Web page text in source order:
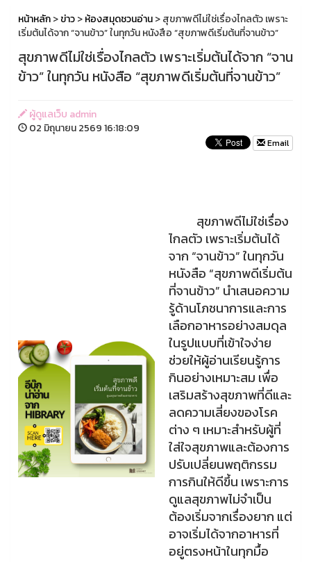
หน้าหลัก>ข่าว>ห้องสมุดชวนอ่าน> สุขภาพดีไม่ใช่เรื่องไกลตัว เพราะ
เริ่มต้นได้จาก “จานข้าว” ในทุกวัน หนังสือ “สุขภาพดีเริ่มต้นที่จานข้าว”
สุขภาพดีไม่ใช่เรื่องไกลตัว เพราะเริ่มต้นได้จาก “จาน
ข้าว” ในทุกวัน หนังสือ “สุขภาพดีเริ่มต้นที่จานข้าว”
ผู้ดูแลเว็บ admin
02 มิถุนายน 2569 16:18:09
Email
สุขภาพดีไม่ใช่เรื่อง
ไกลตัว เพราะเริ่มต้นได้
จาก “จานข้าว” ในทุกวัน
หนังสือ “สุขภาพดีเริ่มต้น
ที่จานข้าว” นำเสนอความ
รู้ด้านโภชนาการและการ
เลือกอาหารอย่างสมดุล
ในรูปแบบที่เข้าใจง่าย
ช่วยให้ผู้อ่านเรียนรู้การ
กินอย่างเหมาะสม เพื่อ
เสริมสร้างสุขภาพที่ดีและ
ลดความเสี่ยงของโรค
ต่าง ๆ เหมาะสำหรับผู้ที่
ใส่ใจสุขภาพและต้องการ
ปรับเปลี่ยนพฤติกรรม
การกินให้ดีขึ้น เพราะการ
ดูแลสุขภาพไม่จำเป็น
ต้องเริ่มจากเรื่องยาก แต่
อาจเริ่มได้จากอาหารที่
อยู่ตรงหน้าในทุกมื้อ